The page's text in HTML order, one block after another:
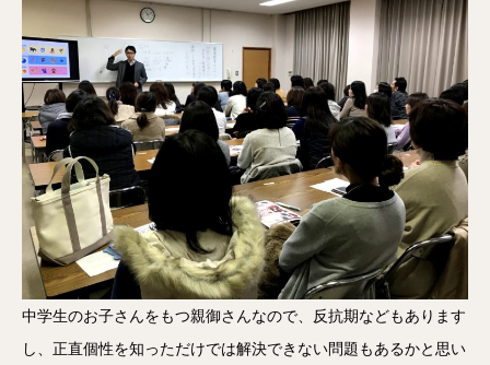
中学生のお子さんをもつ親御さんなので、反抗期などもあります
し、正直個性を知っただけでは解決できない問題もあるかと思い